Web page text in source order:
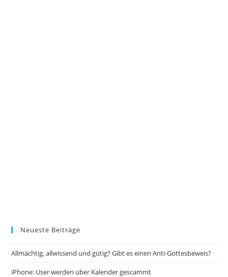
Neueste Beiträge
Allmächtig, allwissend und gütig? Gibt es einen Anti-Gottesbeweis?
iPhone: User werden über Kalender gescammt